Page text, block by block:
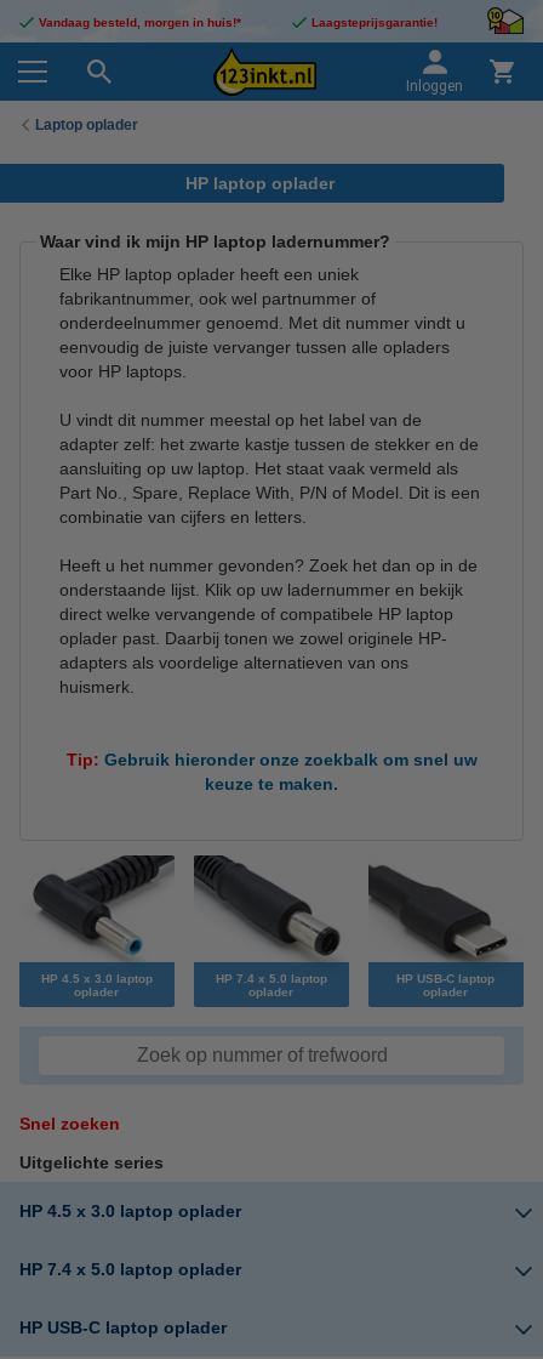
Vandaag besteld, morgen in huis!* Laagsteprijsgarantie!
Inloggen
Laptop oplader
HP laptop oplader
Waar vind ik mijn HP laptop ladernummer?
Elke HP laptop oplader heeft een uniek
fabrikantnummer, ook wel partnummer of
onderdeelnummer genoemd. Met dit nummer vindt u
eenvoudig de juiste vervanger tussen alle opladers
voor HP laptops.
U vindt dit nummer meestal op het label van de
adapter zelf: het zwarte kastje tussen de stekker en de
aansluiting op uw laptop. Het staat vaak vermeld als
Part No., Spare, Replace With, P/N of Model. Dit is een
combinatie van cijfers en letters.
Heeft u het nummer gevonden? Zoek het dan op in de
onderstaande lijst. Klik op uw ladernummer en bekijk
direct welke vervangende of compatibele HP laptop
oplader past. Daarbij tonen we zowel originele HP-
adapters als voordelige alternatieven van ons
huismerk.
Tip: Gebruik hieronder onze zoekbalk om snel uw
keuze te maken.
HP 4.5 x 3.0 laptop
oplader
HP 7.4 x 5.0 laptop
oplader
HP USB-C laptop
oplader
Snel zoeken
Uitgelichte series
HP 4.5 x 3.0 laptop oplader
HP 7.4 x 5.0 laptop oplader
HP USB-C laptop oplader